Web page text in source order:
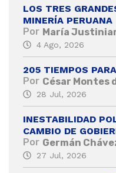
LOS TRES
MINERÍA PERUANA
Por María
4 Ago, 2026
205 TIEMPOS
Por César Montes
28 Jul, 2026
INESTABILIDAD
CAMBIO DE
Por Germán
27 Jul, 2026